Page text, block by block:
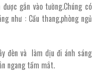
gắn vào tường.Chúng có
như : Cầu thang,phòng ngủ
đèn và làm dịu đi ánh sáng
ngang tầm mắt.